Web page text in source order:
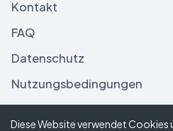
Kontakt
FAQ
Datenschutz
Nutzungsbedingungen
Haftungsausschluss
Diese Website verwendet Cookies